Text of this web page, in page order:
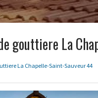
gouttiere La
La Chapelle-Saint-Sauveur 44